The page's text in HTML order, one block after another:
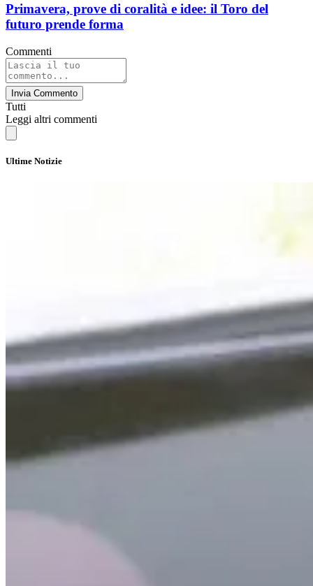
Primavera, prove di coralità e idee: il Toro del
futuro prende forma
Commenti
Invia Commento
Tutti
Leggi altri commenti
Ultime Notizie